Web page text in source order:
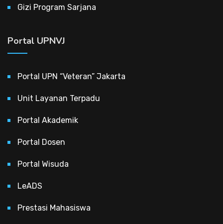
Gizi Program Sarjana
Portal UPNVJ
Portal UPN “Veteran” Jakarta
Unit Layanan Terpadu
Portal Akademik
Portal Dosen
Portal Wisuda
LeADS
Prestasi Mahasiswa